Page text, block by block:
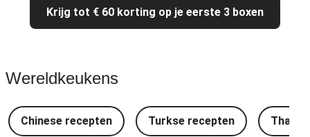
Krijg tot € 60 korting op je eerste 3 boxen
Wereldkeukens
Chinese recepten Turkse recepten Thaise